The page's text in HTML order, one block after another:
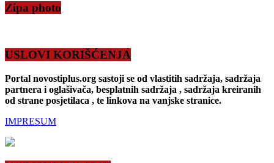
Zipa photo
USLOVI KORIŠĆENJA
Portal novostiplus.org sastoji se od vlastitih sadržaja, sadržaja
partnera i oglašivača, besplatnih sadržaja , sadržaja kreiranih
od strane posjetilaca , te linkova na vanjske stranice.
IMPRESUM